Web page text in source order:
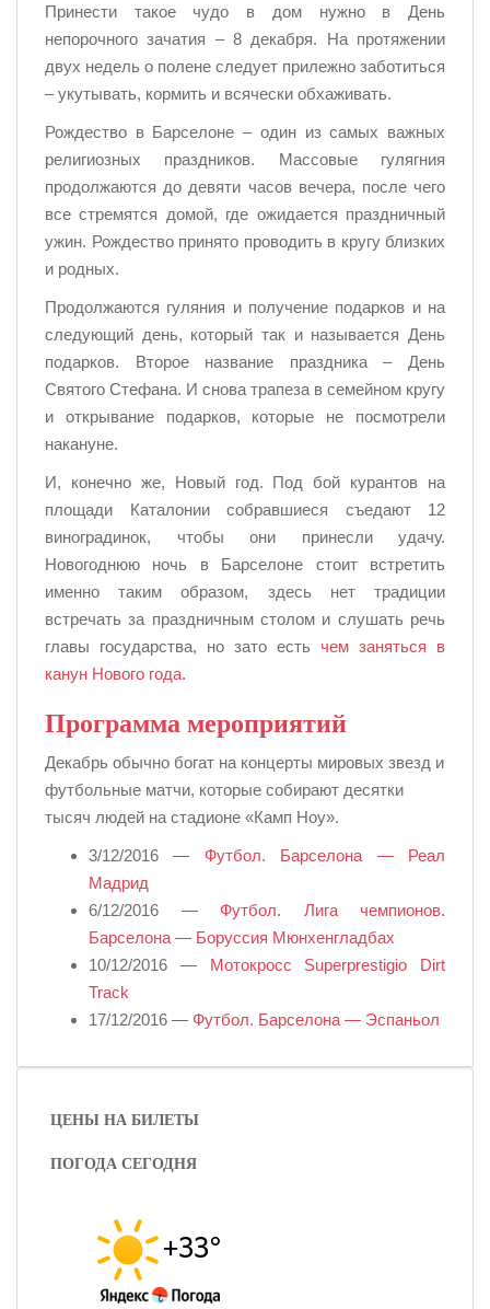
Принести такое чудо в дом нужно в День
непорочного зачатия – 8 декабря. На протяжении
двух недель о полене следует прилежно заботиться
– укутывать, кормить и всячески обхаживать.
Рождество в Барселоне – один из самых важных
религиозных праздников. Массовые гулягния
продолжаются до девяти часов вечера, после чего
все стремятся домой, где ожидается праздничный
ужин. Рождество принято проводить в кругу близких
и родных.
Продолжаются гуляния и получение подарков и на
следующий день, который так и называется День
подарков. Второе название праздника – День
Святого Стефана. И снова трапеза в семейном кругу
и открывание подарков, которые не посмотрели
накануне.
И, конечно же, Новый год. Под бой курантов на
площади Каталонии собравшиеся съедают 12
виноградинок, чтобы они принесли удачу.
Новогоднюю ночь в Барселоне стоит встретить
именно таким образом, здесь нет традиции
встречать за праздничным столом и слушать речь
главы государства, но зато есть чем заняться в
канун Нового года.
Программа мероприятий
Декабрь обычно богат на концерты мировых звезд и
футбольные матчи, которые собирают десятки
тысяч людей на стадионе «Камп Ноу».
3/12/2016 — Футбол. Барселона — Реал
Мадрид
6/12/2016 — Футбол. Лига чемпионов.
Барселона — Боруссия Мюнхенгладбах
10/12/2016 — Мотокросс Superprestigio Dirt
Track
17/12/2016 — Футбол. Барселона — Эспаньол
ЦЕНЫ НА БИЛЕТЫ
ПОГОДА СЕГОДНЯ